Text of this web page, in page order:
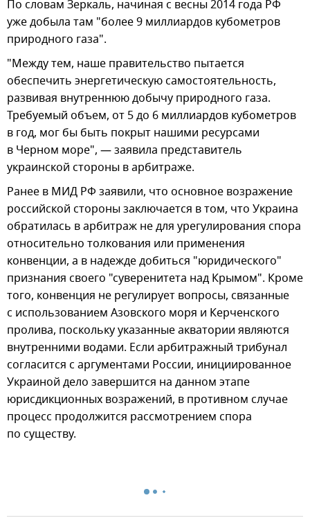
По словам Зеркаль, начиная с весны 2014 года РФ
уже добыла там "более 9 миллиардов кубометров
природного газа".
"Между тем, наше правительство пытается
обеспечить энергетическую самостоятельность,
развивая внутреннюю добычу природного газа.
Требуемый объем, от 5 до 6 миллиардов кубометров
в год, мог бы быть покрыт нашими ресурсами
в Черном море", — заявила представитель
украинской стороны в арбитраже.
Ранее в МИД РФ заявили, что основное возражение
российской стороны заключается в том, что Украина
обратилась в арбитраж не для урегулирования спора
относительно толкования или применения
конвенции, а в надежде добиться "юридического"
признания своего "суверенитета над Крымом". Кроме
того, конвенция не регулирует вопросы, связанные
с использованием Азовского моря и Керченского
пролива, поскольку указанные акватории являются
внутренними водами. Если арбитражный трибунал
согласится с аргументами России, инициированное
Украиной дело завершится на данном этапе
юрисдикционных возражений, в противном случае
процесс продолжится рассмотрением спора
по существу.